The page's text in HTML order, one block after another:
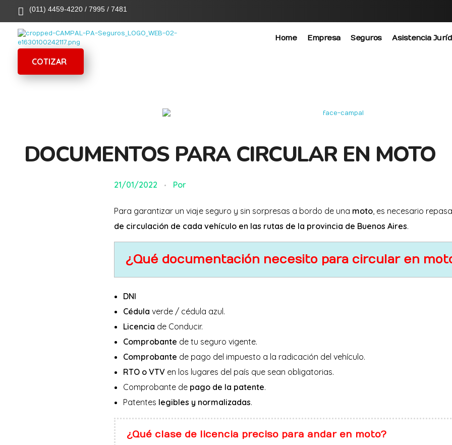
(011) 4459-4220 / 7995 / 7481
Campal Seguros
Campal productores y asesores de seguros
Home Empresa Seguros Asistencia
COTIZAR
DOCUMENTOS PARA CIRCULAR EN MOTO
21/01/2022 Por
Para garantizar un viaje seguro y sin sorpresas a bordo de una moto , es necesario
de circulación de cada vehículo en las rutas de la provincia de Buenos Aires.
¿Qué documentación necesito para circular en
DNI
Cédula verde / cédula azul.
Licencia de Conducir.
Comprobante de tu seguro vigente.
Comprobante de pago del impuesto a la radicación del vehículo.
RTO o VTVen los lugares del país que sean obligatorias.
Comprobante de pago de la patente.
Patentes legibles y normalizadas.
¿Qué clase de licencia preciso para andar en moto?